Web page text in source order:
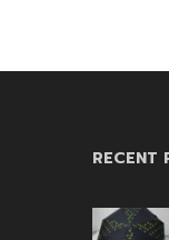
RECENT